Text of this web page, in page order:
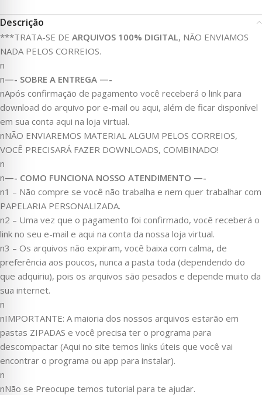
Descrição
***TRATA-SE DE ARQUIVOS 100% DIGITAL, NÃO ENVIAMOS
NADA PELOS CORREIOS.
n
n—- SOBRE A ENTREGA —-
nApós confirmação de pagamento você receberá o link para
download do arquivo por e-mail ou aqui, além de ficar disponível
em sua conta aqui na loja virtual.
nNÃO ENVIAREMOS MATERIAL ALGUM PELOS CORREIOS,
VOCÊ PRECISARÁ FAZER DOWNLOADS, COMBINADO!
n
n—- COMO FUNCIONA NOSSO ATENDIMENTO —-
n1 – Não compre se você não trabalha e nem quer trabalhar com
PAPELARIA PERSONALIZADA.
n2 – Uma vez que o pagamento foi confirmado, você receberá o
link no seu e-mail e aqui na conta da nossa loja virtual.
n3 – Os arquivos não expiram, você baixa com calma, de
preferência aos poucos, nunca a pasta toda (dependendo do
que adquiriu), pois os arquivos são pesados e depende muito da
sua internet.
n
nIMPORTANTE: A maioria dos nossos arquivos estarão em
pastas ZIPADAS e você precisa ter o programa para
descompactar (Aqui no site temos links úteis que você vai
encontrar o programa ou app para instalar).
n
nNão se Preocupe temos tutorial para te ajudar.